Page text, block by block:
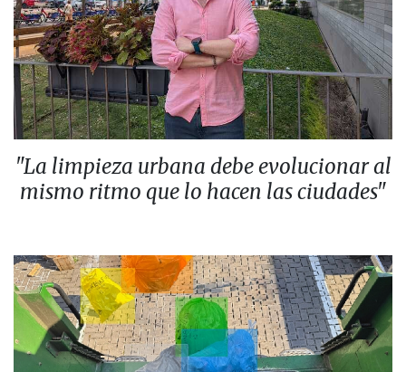
"La limpieza urbana debe evolucionar al
mismo ritmo que lo hacen las ciudades"